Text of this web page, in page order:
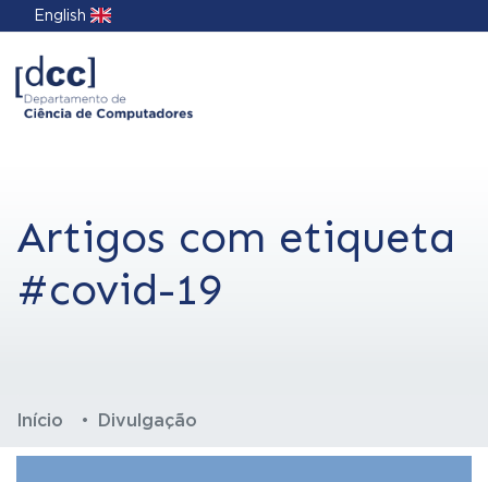
English
Artigos com etiqueta
#covid-19
Início Divulgação